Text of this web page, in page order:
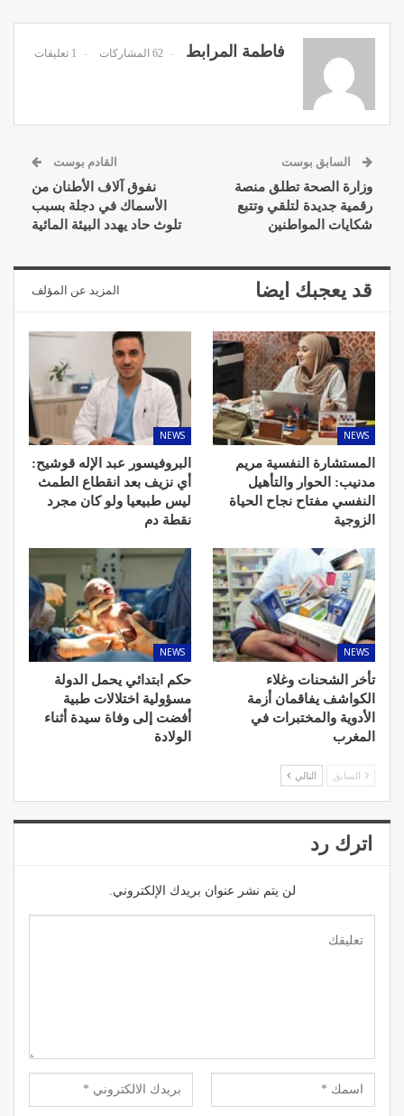
فاطمة المرابط 62 المشاركات 1 تعليقات
السابق بوست
وزارة الصحة تطلق منصة
رقمية جديدة لتلقي وتتبع
شكايات المواطنين
القادم بوست
نفوق آلاف الأطنان من
الأسماك في دجلة بسبب
تلوث حاد يهدد البيئة المائية
قد يعجبك ايضا المزيد عن المؤلف
NEWS
المستشارة النفسية مريم
مدنيب: الحوار والتأهيل
النفسي مفتاح نجاح الحياة
الزوجية
NEWS
البروفيسور عبد الإله قوشيح:
أي نزيف بعد انقطاع الطمث
ليس طبيعيا ولو كان مجرد
نقطة دم
NEWS
تأخر الشحنات وغلاء
الكواشف يفاقمان أزمة
الأدوية والمختبرات في
المغرب
NEWS
حكم ابتدائي يحمل الدولة
مسؤولية اختلالات طبية
أفضت إلى وفاة سيدة أثناء
الولادة
السابق التالي
اترك رد
لن يتم نشر عنوان بريدك الإلكتروني.